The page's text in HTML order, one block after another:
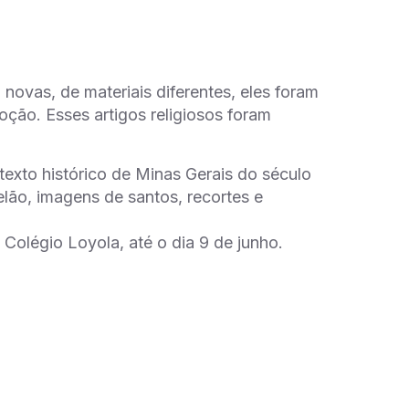
de materiais diferentes, eles foram
Esses artigos religiosos foram
histórico de Minas Gerais do século
imagens de santos, recortes e
Loyola, até o dia 9 de junho.